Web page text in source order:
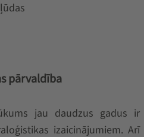
pārvaldība
jau daudzus gadus ir
izaicinājumiem. Arī